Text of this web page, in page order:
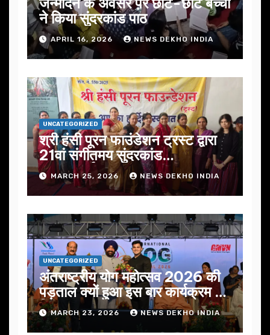
ने किया सुंदरकांड पाठ
APRIL 16, 2026 NEWS DEKHO INDIA
UNCATEGORIZED
श्री हंसी पूरन फाउंडेशन ट्रस्ट द्वारा
21वां संगीतमय सुंदरकांड
सफलतापूर्वक संपन्न
MARCH 25, 2026 NEWS DEKHO INDIA
UNCATEGORIZED
अंतराष्ट्रीय योग महोत्सव 2026 की
पड़ताल क्यों हुआ इस बार कार्यक्रम में
निखार
MARCH 23, 2026 NEWS DEKHO INDIA